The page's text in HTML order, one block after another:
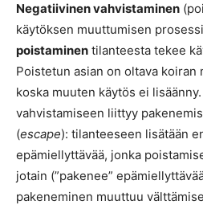
Negatiivinen vahvistaminen
käytöksen muuttumisen
poistaminen tilanteesta tekee
Poistetun asian on oltava koiran
koska muuten käytös ei
vahvistamiseen liittyy
(escape): tilanteeseen lisätään
epämiellyttävää, jonka
jotain (”pakenee”
pakeneminen muuttuu